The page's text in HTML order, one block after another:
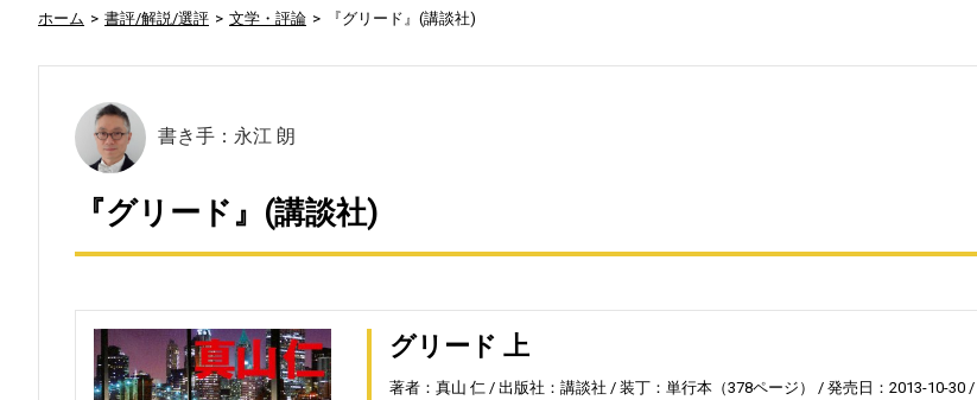
ホーム 書評/解説/選評 文学・評論 『グリード』(講談社)
書き手：永江 朗
『グリード』(講談社)
グリード 上
著者：真山 仁 出版社：講談社 装丁：単行本（378ページ） 発売日：2013-10-30